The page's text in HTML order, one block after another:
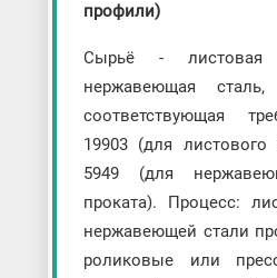
профили)
Сырьё - листовая
нержавеющая сталь,
соответствующая
19903 (для
5949 (для
проката). Процесс:
нержавеющей стали
роликовые или